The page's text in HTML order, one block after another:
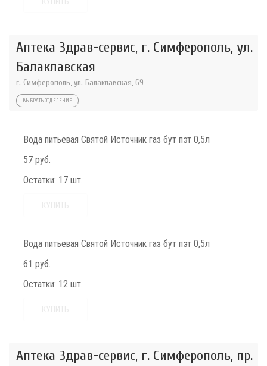
Аптека Здрав-сервис, г. Симферополь, ул.
Балаклавская
г. Симферополь, ул. Балаклавская, 69
ВЫБРАТЬ ОТДЕЛЕНИЕ
Вода питьевая Святой Источник газ бут пэт 0,5л
57 руб.
Остатки: 17 шт.
Вода питьевая Святой Источник газ бут пэт 0,5л
61 руб.
Остатки: 12 шт.
Аптека Здрав-сервис, г. Симферополь, пр.